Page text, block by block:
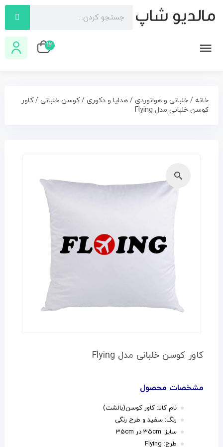
12
خانه / خلبانی و هوانوردی/ هدایا و دکوری/کوسن خلبانی/ کاور
کوسن خلبانی مدل Flying
کاور کوسن خلبانی مدل Flying
مشخصات محصول
نام کالا: کاور کوسن(بالشت)
رنگ: سفید و طرح رنگی
سایز: 35cm در 35cm
طرح: Flying